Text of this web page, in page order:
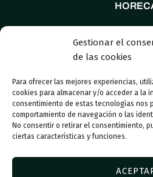
Gestionar el
de las cookies
Para ofrecer las mejores experiencias,
cookies para almacenar y/o acceder a la
consentimiento de estas tecnologías nos
comportamiento de navegación o las
No consentir o retirar el consentimiento,
ciertas características y funciones.
Nosotros
© 2023